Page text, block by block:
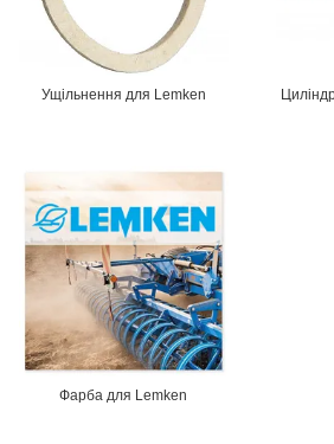
Ущільнення для Lemken
Фарба для Lemken